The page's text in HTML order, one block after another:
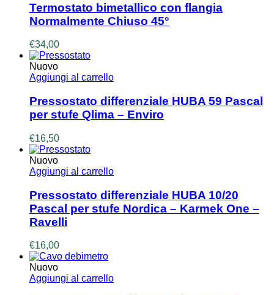
Termostato bimetallico con flangia
Normalmente Chiuso 45°
€34,00
Nuovo
Aggiungi al carrello
Pressostato differenziale HUBA 59 Pascal
per stufe Qlima – Enviro
€16,50
Nuovo
Aggiungi al carrello
Pressostato differenziale HUBA 10/20
Pascal per stufe Nordica – Karmek One –
Ravelli
€16,00
Nuovo
Aggiungi al carrello